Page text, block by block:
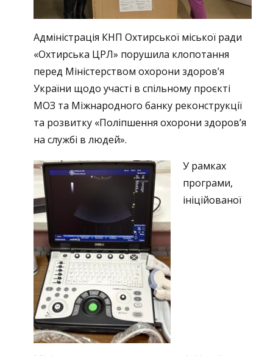
Адміністрація КНП Охтирської міської ради
«Охтирська ЦРЛ» порушила клопотання
перед Міністерством охорони здоров’я
України щодо участі в спільному проєкті
МОЗ та Міжнародного банку реконструкції
та розвитку «Поліпшення охорони здоров’я
на службі в людей».
У рамках
програми,
ініційованої